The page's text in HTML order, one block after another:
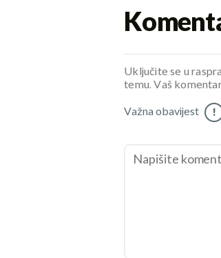
Uključite se u
temu. Vaš
Važna obavijest !